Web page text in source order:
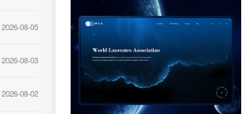
2026-08-05
2026-08-03
2026-08-02